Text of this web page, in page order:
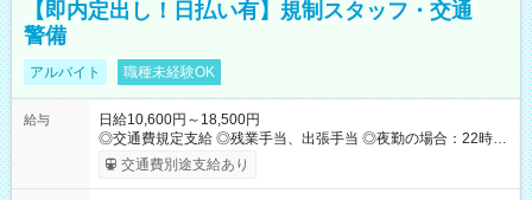
【即内定出し！日払い有】規制スタッフ・交通
警備
アルバイト 職種未経験OK
給与
日給10,600円～18,500円
◎交通費規定支給 ◎残業手当、出張手当 ◎夜勤の場合：22時～
翌5時は割増給与 ◎日払い・週払い可(希望者／条件有) ＜月収例
＞ 日給10,600円×22日稼働＝23.5万円/月 ◎自分のぺースで勤務
交通費別途支給あり